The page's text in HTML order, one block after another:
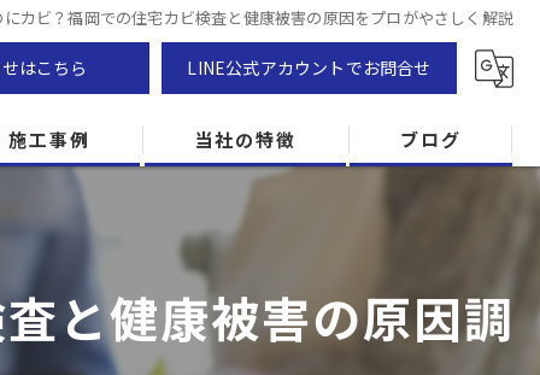
カビ？福岡での住宅カビ検査と健康被害の原因をプロがやさしく解説
はこちら LINE公式アカウントでお問合せ
施工事例 当社の特徴
防カビ
カビ専門
ブログ
と健康被害の原因調